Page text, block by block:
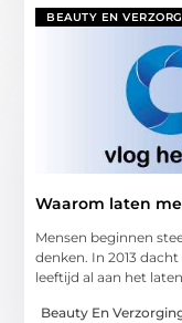
BEAUTY EN
Waarom laten
Mensen beginnen
denken. In 2013
leeftijd al aan het laten
Beauty En